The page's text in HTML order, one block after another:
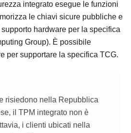
integrato esegue le funzioni
le chiavi sicure pubbliche e
hardware per la specifica
Group). È possibile
per supportare la specifica TCG.
risiedono nella Repubblica
il TPM integrato non è
i clienti ubicati nella